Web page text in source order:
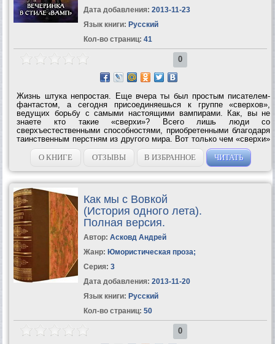
Дата добавления: 2013-11-23
Язык книги: Русский
Кол-во страниц: 41
0
Жизнь штука непростая. Еще вчера ты был простым писателем-
фантастом, а сегодня присоединяешься к группе «сверхов»,
ведущих борьбу с самыми настоящими вампирами. Как, вы не
знаете кто такие «сверхи»? Всего лишь люди со
сверхъестественными способностями, приобретенными благодаря
таинственным перстням из другого мира. Вот только чем «сверхи»
лучше и кто дал им право охотиться на вампиров, как на диких
зверей? В любом случае, скоро все...
О КНИГЕ ОТЗЫВЫ В ИЗБРАННОЕ ЧИТАТЬ
Как мы с Вовкой
(История одного лета).
Полная версия.
Автор: Асковд Андрей
Жанр: Юмористическая проза;
Серия: 3
Дата добавления: 2013-11-20
Язык книги: Русский
Кол-во страниц: 50
0